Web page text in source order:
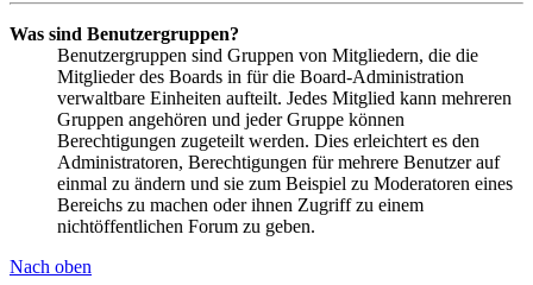
Was sind Benutzergruppen?
Benutzergruppen sind Gruppen von Mitgliedern, die die
Mitglieder des Boards in für die Board-Administration
verwaltbare Einheiten aufteilt. Jedes Mitglied kann mehreren
Gruppen angehören und jeder Gruppe können
Berechtigungen zugeteilt werden. Dies erleichtert es den
Administratoren, Berechtigungen für mehrere Benutzer auf
einmal zu ändern und sie zum Beispiel zu Moderatoren eines
Bereichs zu machen oder ihnen Zugriff zu einem
nichtöffentlichen Forum zu geben.
Nach oben